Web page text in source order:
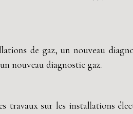
de gaz, un nouveau
nouveau diagnostic gaz.
travaux sur les installations